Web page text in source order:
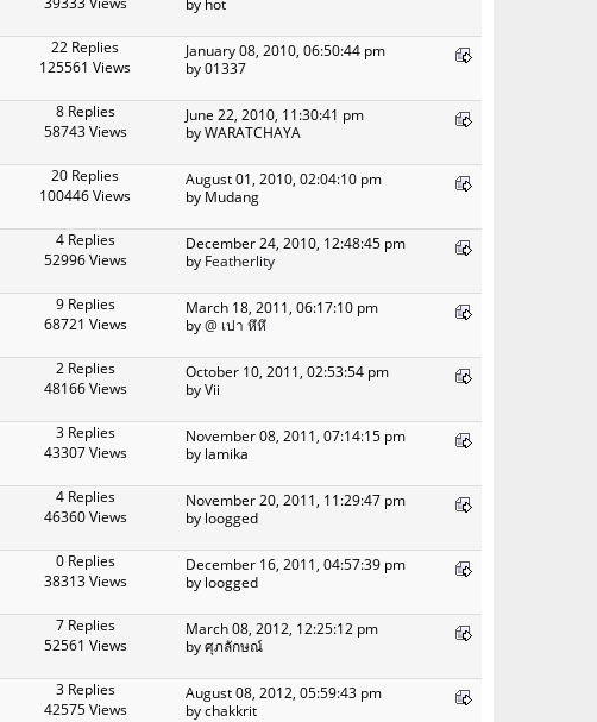
22 Replies
125561 Views
January 08, 2010, 06:50:44 pm
by 01337
8 Replies
58743 Views
June 22, 2010, 11:30:41 pm
by WARATCHAYA
20 Replies
100446 Views
August 01, 2010, 02:04:10 pm
by Mudang
4 Replies
52996 Views
December 24, 2010, 12:48:45 pm
by Featherlity
9 Replies
68721 Views
March 18, 2011, 06:17:10 pm
by@ เปา หึหึ
2 Replies
48166 Views
October 10, 2011, 02:53:54 pm
by Vii
3 Replies
43307 Views
November 08, 2011, 07:14:15 pm
by lamika
4 Replies
46360 Views
November 20, 2011, 11:29:47 pm
by loogged
0 Replies
38313 Views
December 16, 2011, 04:57:39 pm
by loogged
7 Replies
52561 Views
March 08, 2012, 12:25:12 pm
by ศุภลักษณ์
3 Replies
42575 Views
August 08, 2012, 05:59:43 pm
by chakkrit